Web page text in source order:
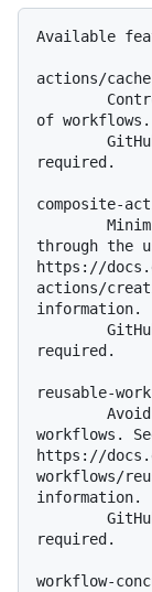
Available
actions/
of
required.
composite-
through the
https://
actions/
information.
required.
reusable-
workflows.
https://
workflows/
information.
required.
workflow-